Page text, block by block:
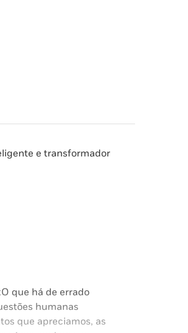
e transformador
que há de errado
humanas
que apreciamos, as